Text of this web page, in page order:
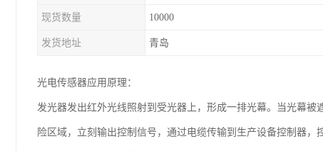
现货数量 10000
发货地址 青岛
光电传感器应用原理：
发光器发出红外光线照射到受光器上，形成一排光幕。当光幕
险区域，立刻输出控制信号，通过电缆传输到生产设备控制器，